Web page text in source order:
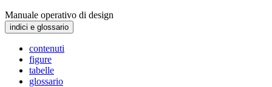
Manuale operativo di design
indici e glossario
contenuti
figure
tabelle
glossario